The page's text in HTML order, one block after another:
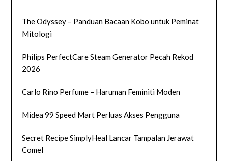
The Odyssey – Panduan Bacaan Kobo untuk Peminat
Mitologi
Philips PerfectCare Steam Generator Pecah Rekod
2026
Carlo Rino Perfume – Haruman Feminiti Moden
Midea 99 Speed Mart Perluas Akses Pengguna
Secret Recipe SimplyHeal Lancar Tampalan Jerawat
Comel